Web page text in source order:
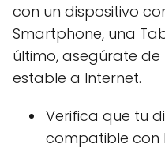
con un dispositivo
Smartphone, una
último, asegúrate de
estable a Internet.
Verifica que tu
compatible con